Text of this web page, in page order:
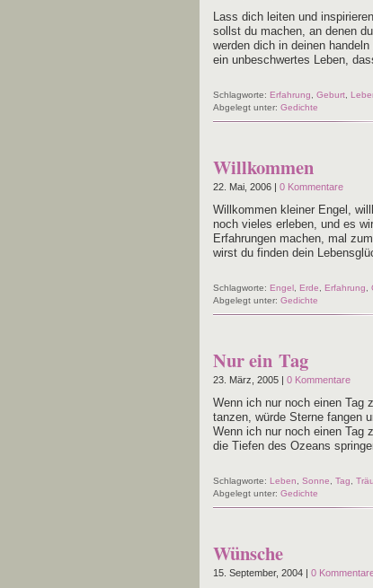
Lass dich lei­ten und
sollst du machen, an denen
wer­den dich in dei­nen
ein unbe­schwer­tes Leben,
Schlagworte: Erfahrung Geburt
Abgelegt unter: Gedichte
Willkommen
22. Mai, 2006 | 0 Kommentare
Will­kom­men klei­ner Engel,
noch vie­les erle­ben, und es
Erfah­run­gen machen, mal
wirst du fin­den dein
Schlagworte: Engel Erde Erfahrung
Abgelegt unter: Gedichte
Nur ein Tag
23. März, 2005 | 0 Kommentare
Wenn ich nur noch einen Tag
tan­zen, wür­de Ster­ne fan­gen
Wenn ich nur noch einen Tag
die Tie­fen des Oze­ans
Schlagworte: Leben Sonne Tag
Abgelegt unter: Gedichte
Wünsche
15. September, 2004 | 0